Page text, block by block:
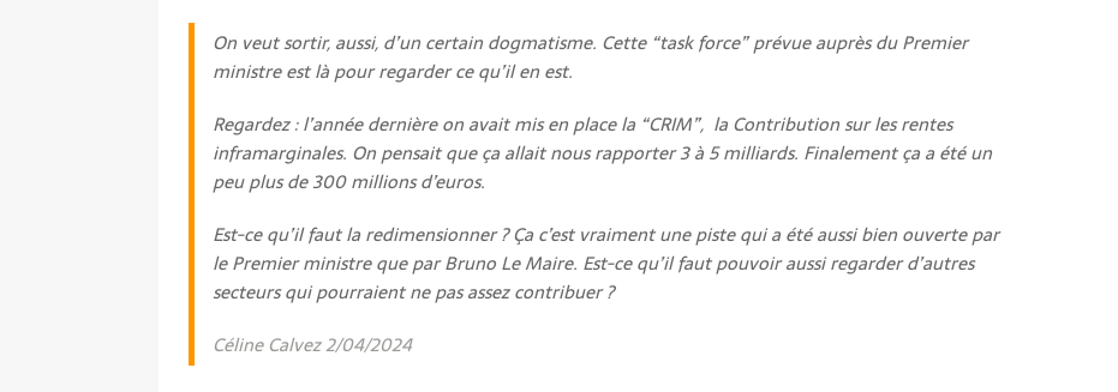
On veut sortir, aussi, d’un certain dogmatisme. Cette “task force” prévue auprès du Premier
ministre est là pour regarder ce qu’il en est.
Regardez : l’année dernière on avait mis en place la “CRIM”, la Contribution sur les rentes
inframarginales. On pensait que ça allait nous rapporter 3 à 5 milliards. Finalement ça a été un
peu plus de 300 millions d’euros.
Est-ce qu’il faut la redimensionner ? Ça c’est vraiment une piste qui a été aussi bien ouverte par
le Premier ministre que par Bruno Le Maire. Est-ce qu’il faut pouvoir aussi regarder d’autres
secteurs qui pourraient ne pas assez contribuer ?
Céline Calvez 2/04/2024